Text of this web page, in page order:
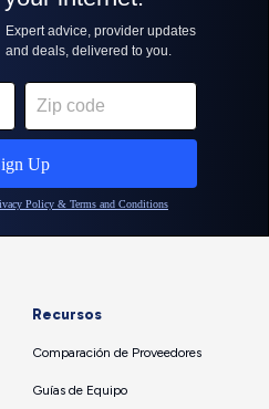
Recursos
Comparación de Proveedores
Guías de Equipo